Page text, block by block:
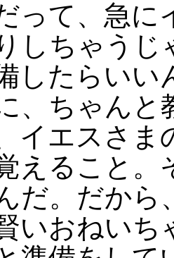
って、急に
しちゃうじ
したらいい
、ちゃんと
イエスさま
えること
だ。だから
いおねいち